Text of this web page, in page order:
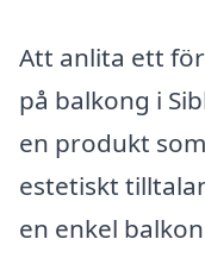
Att anlita ett
på balkong i
en produkt
estetiskt
en enkel